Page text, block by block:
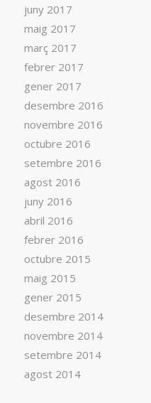
juny 2017
maig 2017
març 2017
febrer 2017
gener 2017
desembre 2016
novembre 2016
octubre 2016
setembre 2016
agost 2016
juny 2016
abril 2016
febrer 2016
octubre 2015
maig 2015
gener 2015
desembre 2014
novembre 2014
setembre 2014
agost 2014